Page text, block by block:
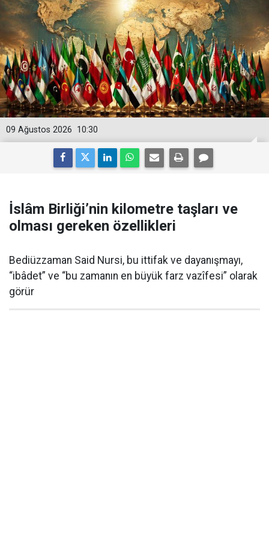
10:30
09 Ağustos 2026
İslâm Birliği’nin kilometre taşları ve
olması gereken özellikleri
Bediüzzaman Said Nursi, bu ittifak ve dayanışmayı,
“ibâdet” ve “bu zamanın en büyük farz vazîfesi” olarak
görür